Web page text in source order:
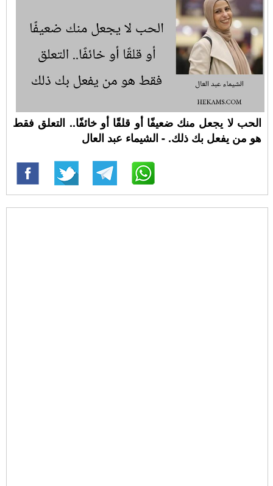
الحب لا يجعل منك ضعيفًا أو قلقًا أو خائفًا.. التعلق فقط
هو من يفعل بك ذلك. - الشيماء عبد العال